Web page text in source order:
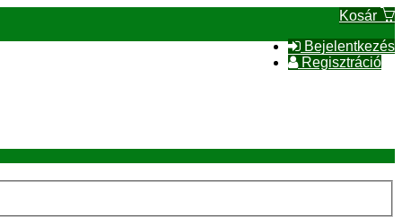
Kosár
Bejelentkezés
Regisztráció